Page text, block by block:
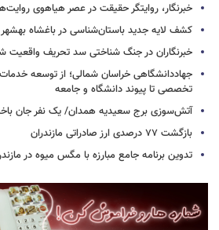
خبرنگار، روایتگر حقیقت در عصر هیاهوی
کشف لایه جدید باستان‌شناسی در باغشاه بهشهر
خبرنگاران در جنگ شناختی سد تحریف واقعیت
جهاددانشگاهی خراسان شمالی؛ از توسعه خدمات
تخصصی تا پیوند دانشگاه و جامعه
آتش‌سوزی برج سعیدیه همدان/ یک نفر جان
بازگشت ۷۷ درصدی ارز صادراتی مازندران
تدوین برنامه جامع مبارزه با مگس میوه در